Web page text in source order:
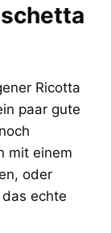
Ricotta
paar gute
mit einem
oder
echte